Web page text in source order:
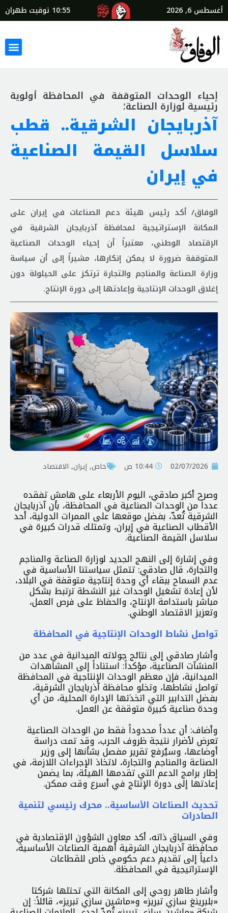
أغسطس 6, 2026 10:55 توقيت طهران
إحياء الوحدات المتوقفة في المحافظة أولوية
رئيسية لوزارة الصناعة؛
آذربايجان الشرقية.. قطب
سلاسل القيمة الصناعية
في إيران
الوفاق/ أكد رئيس هيئة دعم الصناعات في إيران على
المكانة الإستراتيجية لمحافظة آذربايجان الشرقية في
الإقتصاد الوطني، معتبراً أن إحياء الوحدات الصناعية
المتوقفة ضرورة لا يمكن إنكارها، مشيراً إلى أن سياسة
وزارة الصناعة والمناجم والتجارة ترتكز على الحيلولة دون
إغلاق الوحدات الإنتاجية وإعادتها إلى دورة الإنتاج.
02/07/2026 10:44 ص خاص,إيران, الاقتصاد
وصرح أكبر صادقي، اليوم الأربعاء على هامش تفقده
عدداً من الوحدات الصناعية في المحافظة، بأن آذربايجان
الشرقية تُعدّ، بفضل موقعها على الممرات الدولية، أحد
الأقطاب الصناعية في إيران، وتمتلك قدرات كبيرة في
سلاسل القيمة الصناعية.
وفي إشارة إلى النهج الجديد لوزارة الصناعة والمناجم
والتجارة، قال صادقي: تتمثل سياستنا الأساسية في
عدم السماح ببقاء أي وحدة إنتاجية متوقفة في البلاد،
لأن إعادة تشغيل الوحدات غير النشطة ترتبط بشكل
مباشر باستدامة الإنتاج، والحفاظ على فرص العمل،
وتعزيز الاقتصاد الوطني.
تواصل نشاط الوحدات الإنتاجية في المحافظة
وأشار صادقي إلى نتائج جولاته الميدانية في عدد من
المنشآت الصناعية، مؤكداً: استناداً إلى المشاهدات
الميدانية، فإن معظم الوحدات الإنتاجية في المحافظة
تواصل نشاطها، وتخلو محافظة آذربايجان الشرقية،
بفضل التدابير التي اتخذتها الإدارة المحلية، من أي
وحدة صناعية كبيرة متوقفة عن العمل.
وأضاف: أن عدداً محدوداً فقط من الوحدات الصناعية
تعرض لأضرار نتيجة ظروف الحرب، وقد تمت دراسة
أوضاعها، وسيُرفع تقرير مفصل بشأنها إلى وزير
الصناعة والمناجم والتجارة، لاتخاذ الإجراءات اللازمة، في
إطار برامج الدعم التي تقدمها الهيئة، بما يضمن
إعادتها إلى دورة الإنتاج في أسرع وقت ممكن.
تحديث الصناعات الأساسية.. محرك رئيسي لتنمية
الصادرات
وفي السياق ذاته، أكد معاون الشؤون الإقتصادية في
محافظة آذربايجان الشرقية أهمية الصناعات الأساسية،
داعياً إلى تقديم دعم حكومي خاص للقطاعات
الإستراتيجية في المحافظة.
وأشار طاهر روحي إلى المكانة التي تحتلها شركتا
«بلبرينغ سازي تبريز» و«ماشين سازي تبريز»، قائلاً: إن